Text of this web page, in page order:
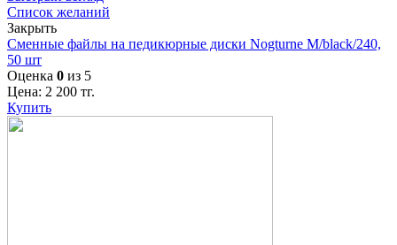
Список желаний
Закрыть
Сменные файлы на педикюрные диски Nogturne M/black/240,
50 шт
Оценка 0 из 5
Цена: 2 200 тг.
Купить